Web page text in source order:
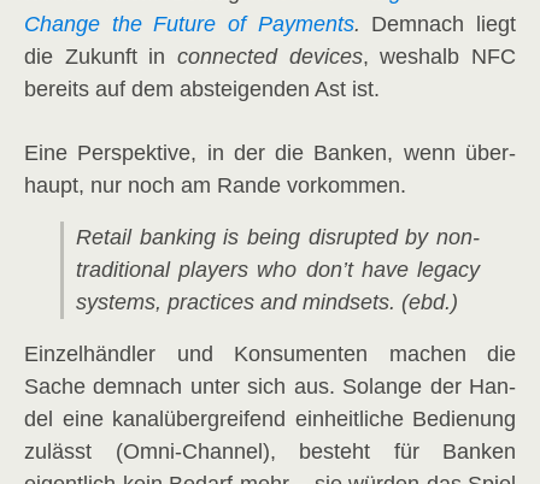
Chan­ge the Future of Pay­ments. Dem­nach liegt
die Zukunft in con­nec­ted devices, wes­halb NFC
bereits auf dem abstei­gen­den Ast ist.
Eine Per­spek­ti­ve, in der die Ban­ken, wenn über­
haupt, nur noch am Ran­de vorkommen.
Retail ban­king is being dis­rupt­ed by non-
tra­di­tio­nal play­ers who don’t have lega­cy
sys­tems, prac­ti­ces and mind­sets. (ebd.)
Ein­zel­händ­ler und Kon­su­men­ten machen die
Sache dem­nach unter sich aus. Solan­ge der Han­
del eine kanal­über­grei­fend ein­heit­li­che Bedie­nung
zulässt (Omni-Chan­nel), besteht für Ban­ken